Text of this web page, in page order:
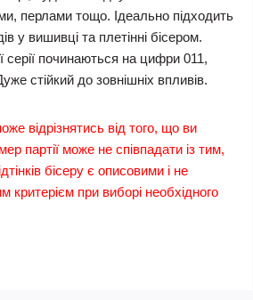
перлами тощо. Ідеально підходить
у вишивці та плетінні бісером.
серії починаються на цифри 011,
стійкий до зовнішніх впливів.
відрізнятись від того, що ви
партії може не співпадати із тим,
бісеру є описовими і не
критерієм при виборі необхідного